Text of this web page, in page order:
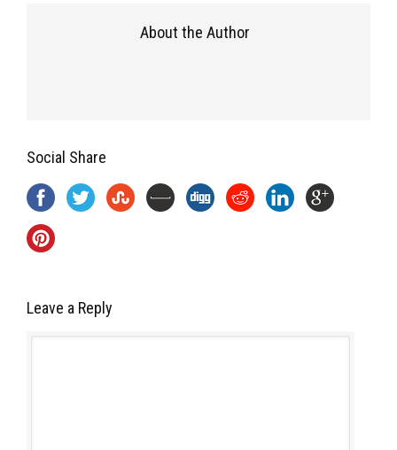
About the Author
Social Share
Leave a Reply